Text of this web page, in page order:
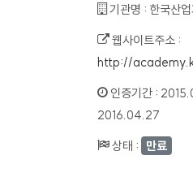
기관명 : 한국산
웹사이트주소 :
http://
인증기간 :
2016.04.27
상태 : 만료